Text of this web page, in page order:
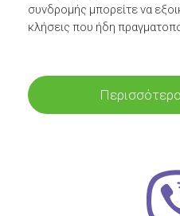
συνδρομής μπορείτε να
κλήσεις που ήδη